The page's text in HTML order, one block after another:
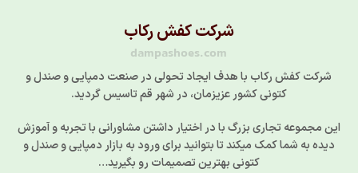
شرکت کفش رکاب
dampashoes.com
شرکت کفش رکاب با هدف ایجاد تحولی در صنعت دمپایی و صندل و
کتونی کشور عزیزمان، در شهر قم تاسیس گردید.
این مجموعه تجاری بزرگ با در اختیار داشتن مشاورانی با تجربه و آموزش
دیده به شما کمک میکند تا بتوانید برای ورود به بازار دمپایی و صندل و
کتونی بهترین تصمیمات رو بگیرید…